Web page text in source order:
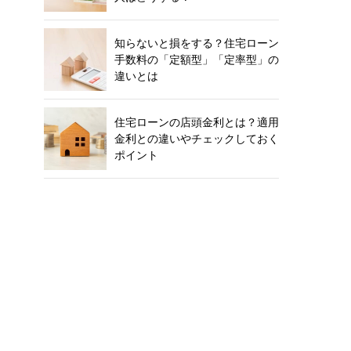
知らないと損をする？住宅ローン
手数料の「定額型」「定率型」の
違いとは
住宅ローンの店頭金利とは？適用
金利との違いやチェックしておく
ポイント